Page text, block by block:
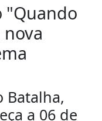
"Quando
Batalha,
a 06 de